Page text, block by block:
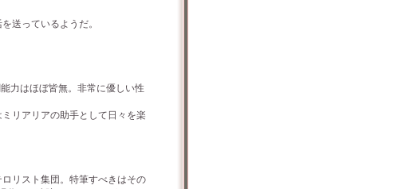
送っているようだ。
力はほぼ皆無。非常に優しい性
リアリアの助手として日々を楽
リスト集団。特筆すべきはその